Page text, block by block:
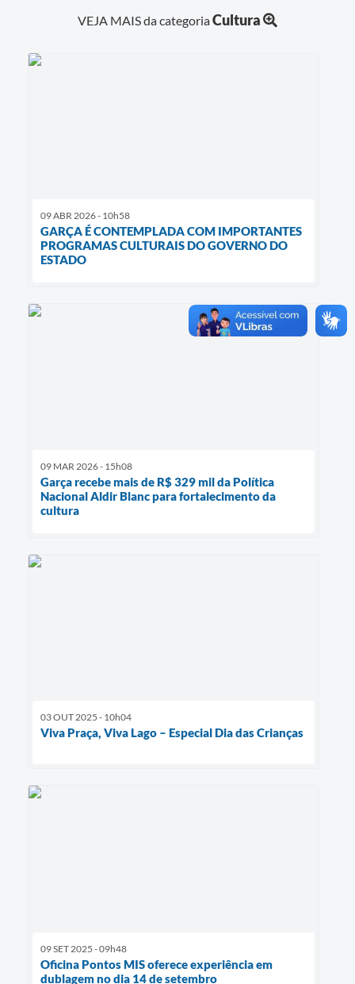
VEJA MAIS da categoriaCultura
09 ABR 2026 - 10h58
GARÇA É CONTEMPLADA COM IMPORTANTES
PROGRAMAS CULTURAIS DO GOVERNO DO
ESTADO
09 MAR 2026 - 15h08
Garça recebe mais de R$ 329 mil da Política
Nacional Aldir Blanc para fortalecimento da
cultura
03 OUT 2025 - 10h04
Viva Praça, Viva Lago – Especial Dia das Crianças
09 SET 2025 - 09h48
Oficina Pontos MIS oferece experiência em
dublagem no dia 14 de setembro